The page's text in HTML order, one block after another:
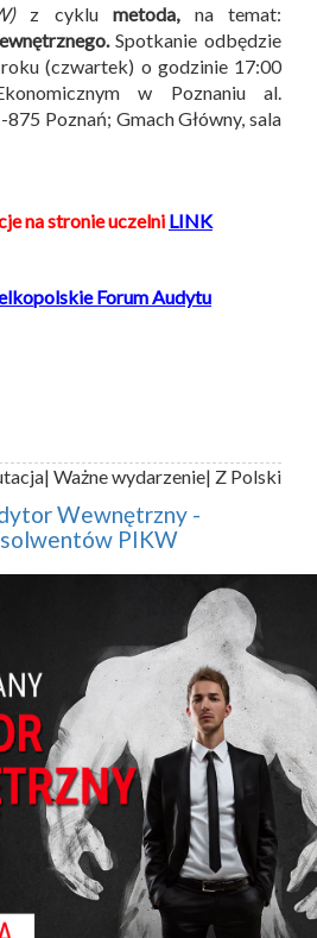
z cyklu metoda, na temat:
Spotkanie odbędzie
(czwartek) o godzinie 17:00
w Poznaniu al.
Poznań; Gmach Główny, sala
na stronie uczelni LINK
Forum Audytu
| Ważne wydarzenie| Z Polski
Wewnętrzny -
PIKW